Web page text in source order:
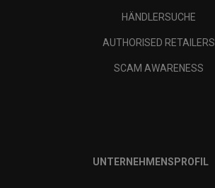
HÄNDLERSUCHE
AUTHORISED RETAILERS
SCAM AWARENESS
UNTERNEHMENSPROFIL